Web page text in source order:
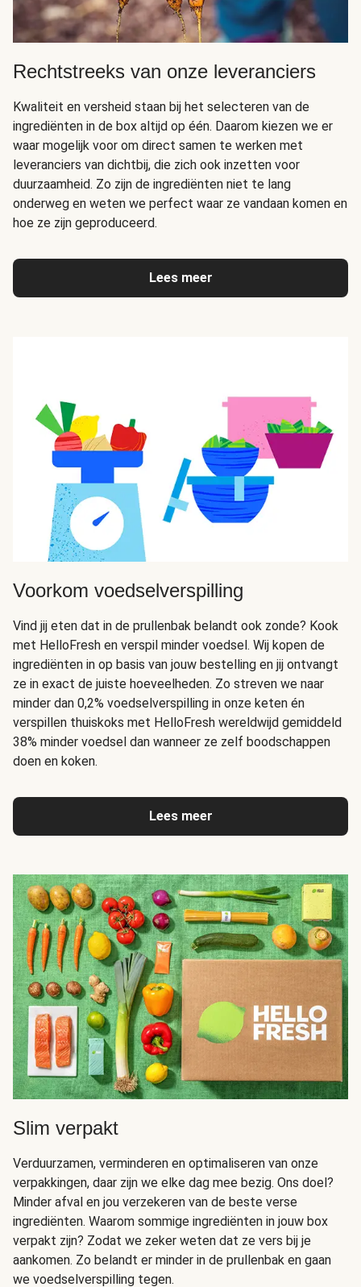
Rechtstreeks van onze leveranciers
Kwaliteit en versheid staan bij het selecteren van de
ingrediënten in de box altijd op één. Daarom kiezen we er
waar mogelijk voor om direct samen te werken met
leveranciers van dichtbij, die zich ook inzetten voor
duurzaamheid. Zo zijn de ingrediënten niet te lang
onderweg en weten we perfect waar ze vandaan komen en
hoe ze zijn geproduceerd.
Lees meer
Voorkom voedselverspilling
Vind jij eten dat in de prullenbak belandt ook zonde? Kook
met HelloFresh en verspil minder voedsel. Wij kopen de
ingrediënten in op basis van jouw bestelling en jij ontvangt
ze in exact de juiste hoeveelheden. Zo streven we naar
minder dan 0,2% voedselverspilling in onze keten én
verspillen thuiskoks met HelloFresh wereldwijd gemiddeld
38% minder voedsel dan wanneer ze zelf boodschappen
doen en koken.
Lees meer
Slim verpakt
Verduurzamen, verminderen en optimaliseren van onze
verpakkingen, daar zijn we elke dag mee bezig. Ons doel?
Minder afval en jou verzekeren van de beste verse
ingrediënten. Waarom sommige ingrediënten in jouw box
verpakt zijn? Zodat we zeker weten dat ze vers bij je
aankomen. Zo belandt er minder in de prullenbak en gaan
we voedselverspilling tegen.